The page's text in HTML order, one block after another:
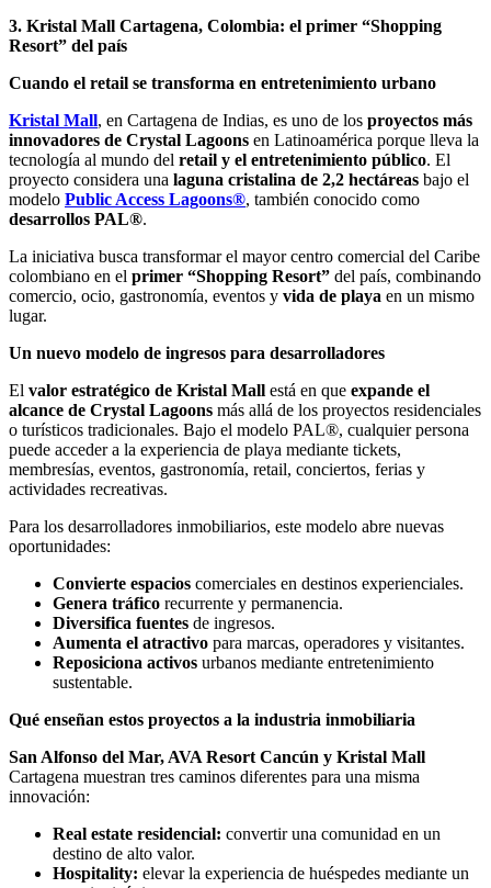
3. Kristal Mall Cartagena, Colombia: el primer “Shopping
Resort” del país
Cuando el retail se transforma en entretenimiento urbano
Kristal Mall, en Cartagena de Indias, es uno de los proyectos más
innovadores de Crystal Lagoons en Latinoamérica porque lleva la
tecnología al mundo del retail y el entretenimiento público. El
proyecto considera una laguna cristalina de 2,2 hectáreas bajo el
modelo Public Access Lagoons®, también conocido como
desarrollos PAL®.
La iniciativa busca transformar el mayor centro comercial del Caribe
colombiano en el primer “Shopping Resort” del país, combinando
comercio, ocio, gastronomía, eventos y vida de playa en un mismo
lugar.
Un nuevo modelo de ingresos para desarrolladores
El valor estratégico de Kristal Mall está en que expande el
alcance de Crystal Lagoons más allá de los proyectos residenciales
o turísticos tradicionales. Bajo el modelo PAL®, cualquier persona
puede acceder a la experiencia de playa mediante tickets,
membresías, eventos, gastronomía, retail, conciertos, ferias y
actividades recreativas.
Para los desarrolladores inmobiliarios, este modelo abre nuevas
oportunidades:
Convierte espacios comerciales en destinos experienciales.
Genera tráfico recurrente y permanencia.
Diversifica fuentes de ingresos.
Aumenta el atractivo para marcas, operadores y visitantes.
Reposiciona activos urbanos mediante entretenimiento
sustentable.
Qué enseñan estos proyectos a la industria inmobiliaria
San Alfonso del Mar, AVA Resort Cancún y Kristal Mall
Cartagena muestran tres caminos diferentes para una misma
innovación:
Real estate residencial: convertir una comunidad en un
destino de alto valor.
Hospitality: elevar la experiencia de huéspedes mediante un